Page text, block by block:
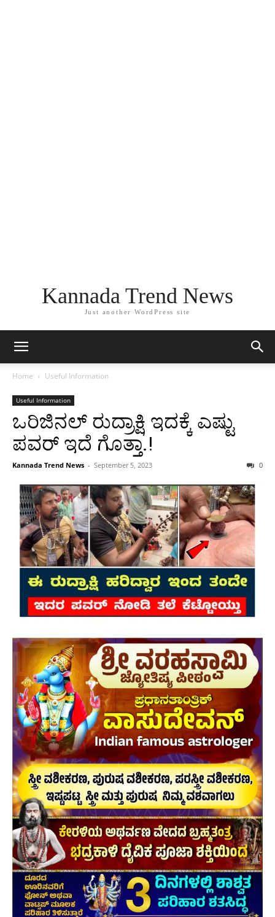
Kannada Trend News
Just another WordPress site
Home Useful Information
Useful Information
ಒರಿಜಿನಲ್ ರುದ್ರಾಕ್ಷಿ ಇದಕ್ಕೆ ಎಷ್ಟು
ಪವರ್ ಇದೆ ಗೊತ್ತಾ.!
Kannada Trend News - September 5, 2023 0